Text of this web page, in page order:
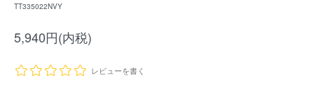
TT335022NVY
5,940円(内税)
レビューを書く